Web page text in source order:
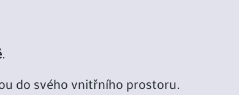
.
do svého vnitřního prostoru.